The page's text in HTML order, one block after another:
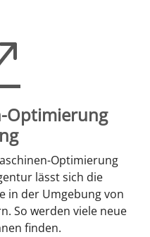
Optimierung
Optimierung
lässt sich die
in der Umgebung von
So werden viele neue
finden.